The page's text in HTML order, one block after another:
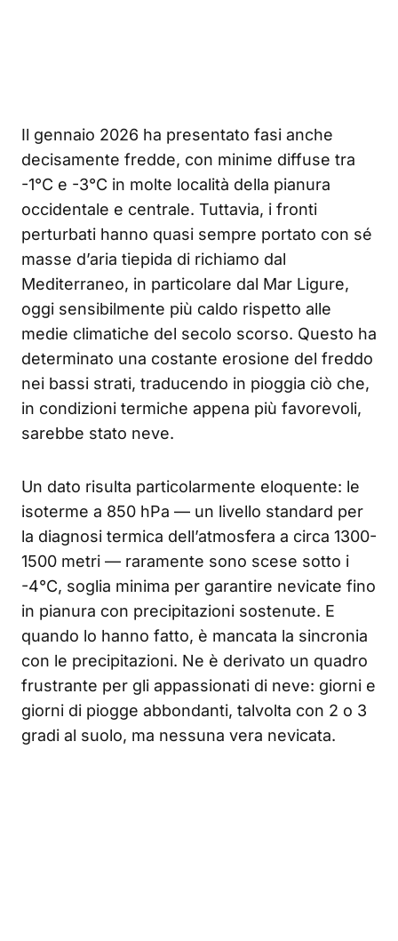
Il gennaio 2026 ha presentato fasi anche
decisamente fredde, con minime diffuse tra
-1°C e -3°C in molte località della pianura
occidentale e centrale. Tuttavia, i fronti
perturbati hanno quasi sempre portato con sé
masse d’aria tiepida di richiamo dal
Mediterraneo, in particolare dal Mar Ligure,
oggi sensibilmente più caldo rispetto alle
medie climatiche del secolo scorso. Questo ha
determinato una costante erosione del freddo
nei bassi strati, traducendo in pioggia ciò che,
in condizioni termiche appena più favorevoli,
sarebbe stato neve.
Un dato risulta particolarmente eloquente: le
isoterme a 850 hPa — un livello standard per
la diagnosi termica dell’atmosfera a circa 1300-
1500 metri — raramente sono scese sotto i
-4°C, soglia minima per garantire nevicate fino
in pianura con precipitazioni sostenute. E
quando lo hanno fatto, è mancata la sincronia
con le precipitazioni. Ne è derivato un quadro
frustrante per gli appassionati di neve: giorni e
giorni di piogge abbondanti, talvolta con 2 o 3
gradi al suolo, ma nessuna vera nevicata.